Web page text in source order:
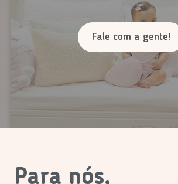
Fale com a gente!
Para nós,